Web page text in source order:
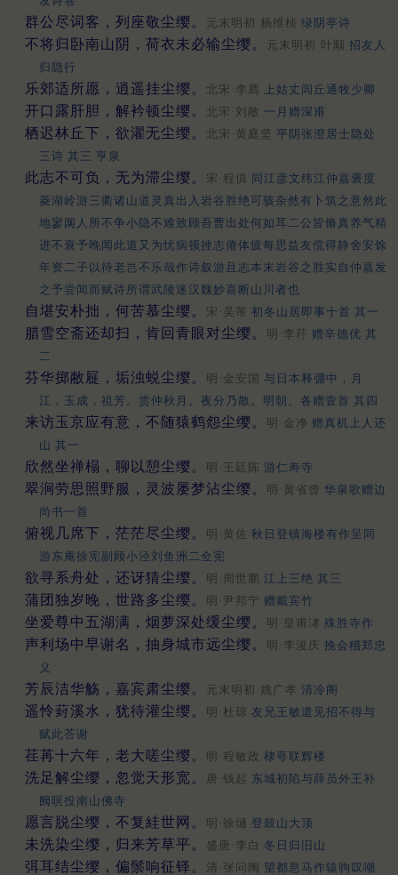
群公尽词客，列座敬尘缨。 元末明初·杨维桢 绿阴亭诗
不将归卧南山阴，荷衣未必输尘缨。 元末明初·叶颙 招友人
归隐行
乐郊适所愿，逍遥挂尘缨。 北宋·李廌 上姑丈闾丘通牧少卿
开口露肝胆，解衿顿尘缨。 北宋·刘敞 一月赠深甫
栖迟林丘下，欲濯无尘缨。 北宋·黄庭坚 平阴张澄居士隐处
三诗 其三 亨泉
此志不可负，无为滞尘缨。 宋·程俱
同江彦文纬江仲嘉褒度
菱湖岭游三衢诸山道灵真出入岩谷胜绝可骇杂然有卜筑之意然此
地寥阒人所不争小隐不难致顾吾曹出处何如耳二公皆脩真养气精
进不衰予晚闻此道又为忧病顿挫志倦体疲每思益友傥得静舍安馀
年资二子以待老岂不乐哉作诗叙游且志本末岩谷之胜实自仲嘉发
之予尝闻而赋诗所谓武陵迷汉魏妙喜断山川者也
自堪安朴拙，何苦慕尘缨。 宋·吴芾 初冬山居即事十首 其一
腊雪空斋还却扫，肯回青眼对尘缨。 明·李荇 赠辛德优 其
二
芬华掷敝屣，垢浊蜕尘缨。 明·金安国 与日本释弸中，月
江，玉成，祖芳。赏仲秋月。夜分乃散。明朝。各赠壹首 其四
来访玉京应有意，不随猿鹤怨尘缨。 明·金净 赠真机上人还
山 其一
欣然坐禅榻，聊以憩尘缨。 明·王廷陈 游仁寿寺
翠涧劳思照野服，灵波屡梦沾尘缨。 明·黄省曾 华泉歌赠边
尚书一首
俯视几席下，茫茫尽尘缨。 明·黄佐 秋日登镇海楼有作呈同
游东庵徐宪副顾小泾刘鱼洲二佥宪
欲寻系舟处，还讶猜尘缨。 明·周世鹏 江上三绝 其三
蒲团独岁晚，世路多尘缨。 明·尹邦宁 赠戴宾竹
坐爱尊中五湖满，烟萝深处缓尘缨。 明·皇甫涍 殊胜寺作
声利场中早谢名，抽身城市远尘缨。 明·李浚庆 挽会稽郑忠
义
芳辰洁华觞，嘉宾肃尘缨。 元末明初·姚广孝 清冷阁
遥怜葑溪水，犹待灌尘缨。 明·杜琼 友兄王敏道见招不得与
赋此荅谢
荏苒十六年，老大嗟尘缨。 明·程敏政 棣萼联辉楼
洗足解尘缨，忽觉天形宽。 唐·钱起 东城初陷与薛员外王补
阙暝投南山佛寺
愿言脱尘缨，不复絓世网。 明·徐熥 登鼓山大顶
未洗染尘缨，归来芳草平。 盛唐·李白 冬日归旧山
弭耳结尘缨，偏鬃响征铎。 清·张问陶 望都息马作辕驹叹嘲